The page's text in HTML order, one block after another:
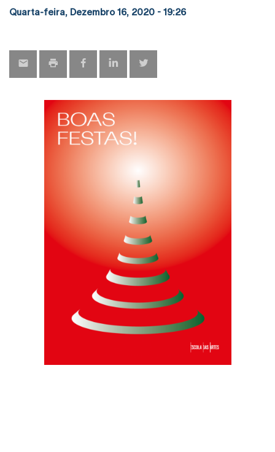
Quarta-feira, Dezembro 16, 2020 - 19:26